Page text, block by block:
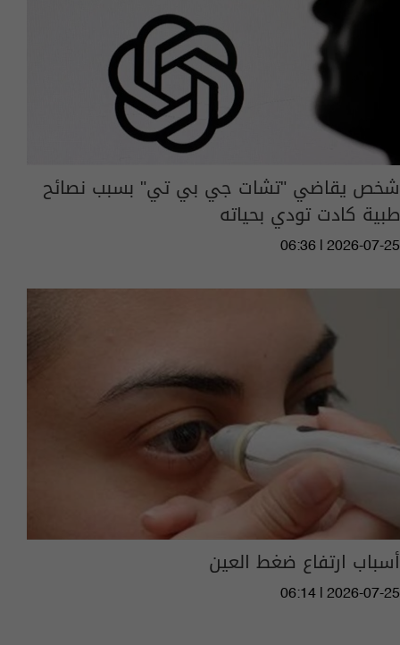
شخص يقاضي "تشات جي بي تي" بسبب نصائح
طبية كادت تودي بحياته
06:36 | 2026-07-25
أسباب ارتفاع ضغط العين
06:14 | 2026-07-25